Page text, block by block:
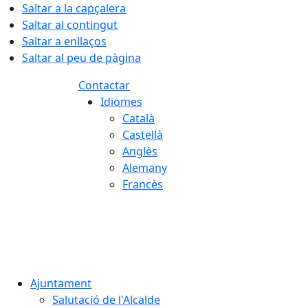
Saltar a la capçalera
Saltar al contingut
Saltar a enllaços
Saltar al peu de pàgina
Contactar
Idiomes
Català
Castellà
Anglès
Alemany
Francès
Ajuntament
Salutació de l'Alcalde